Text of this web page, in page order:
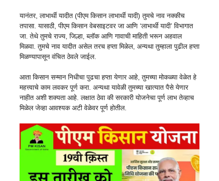
यानंतर, लाभार्थी यादीत (पीएम किसान लाभार्थी यादी) तुमचे नाव नक्कीच
तपासा. यासाठी, पीएम किसान वेबसाइटवर जा आणि ‘लाभार्थी यादी’ विभागात
जा. तेथे तुमचे राज्य, जिल्हा, ब्लॉक आणि गावाची माहिती भरून अहवाल
मिळवा. तुमचे नाव यादीत असेल तरच हप्ता मिळेल, अन्यथा तुम्हाला पुढील हप्ता
मिळण्यापासून वंचित ठेवले जाईल.
आता किसान सन्मान निधीचा पुढचा हप्ता येणार आहे, तुमच्या मोकळ्या वेळेत हे
महत्त्वाचे काम लवकर पूर्ण करा. अन्यथा यावेळी तुमच्या खात्यात पैसे येणार
नाहीत अशी शक्यता आहे. लक्षात ठेवा की सरकारी योजनेचा पूर्ण लाभ तेव्हाच
मिळेल जेव्हा आवश्यक अटी वेळेवर पूर्ण होतील.